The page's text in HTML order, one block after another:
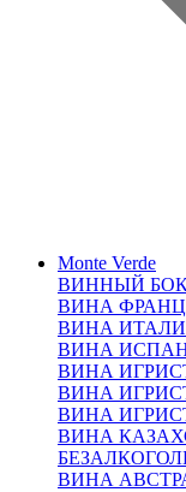
Monte Verde
ВИННЫЙ
ВИНА
ВИНА
ВИНА
ВИНА
ВИНА
ВИНА
ВИНА
ВИНА